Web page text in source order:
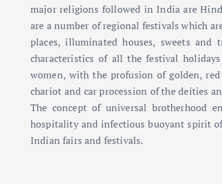
major religions followed in India are
are a number of regional festivals which
places, illuminated houses, sweets and
characteristics of all the festival
women, with the profusion of golden,
chariot and car procession of the deities
The concept of universal brotherhood
hospitality and infectious buoyant spirit
Indian fairs and festivals.